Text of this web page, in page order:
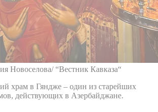
Новоселова/ “Вестник Кавказа“
храм в Гяндже – один из старейших
действующих в Азербайджане.